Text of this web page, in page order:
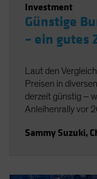
Investment
Günstige
– ein gutes
Laut den
Preisen in
derzeit günstig –
Anleihenrally vor
Sammy Suzuki,